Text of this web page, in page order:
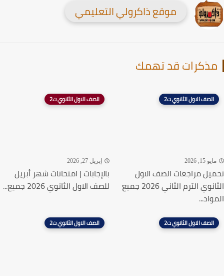
موقع ذاكرولي التعليمي
قد تهمك
الصف الاول الثانوي ت2
15, 2026
مراجعات الصف الاول
الثانوي الترم الثاني 2026 جميع
الصف الاول الثانوي ت2
إبريل 27, 2026
بالإجابات | امتحانات شهر أبريل
للصف الاول الثانوي 2026 جميع...
الصف الاول الثانوي ت2 الصف الاول الثانوي ت2